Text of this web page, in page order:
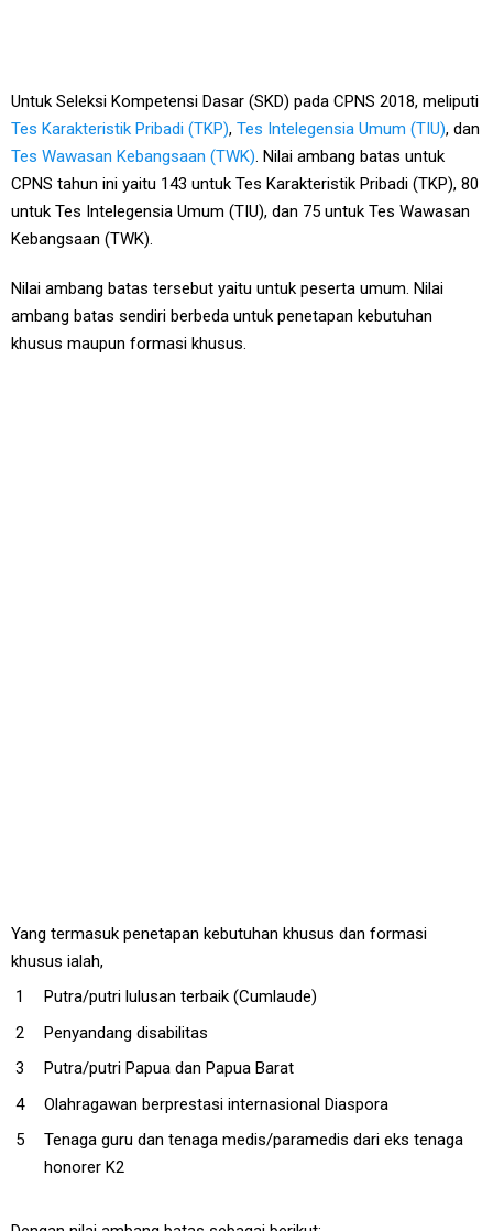
Untuk Seleksi Kompetensi Dasar (SKD) pada CPNS 2018, meliputi
Tes Karakteristik Pribadi (TKP), Tes Intelegensia Umum (TIU), dan
Tes Wawasan Kebangsaan (TWK). Nilai ambang batas untuk
CPNS tahun ini yaitu 143 untuk Tes Karakteristik Pribadi (TKP), 80
untuk Tes Intelegensia Umum (TIU), dan 75 untuk Tes Wawasan
Kebangsaan (TWK).
Nilai ambang batas tersebut yaitu untuk peserta umum. Nilai
ambang batas sendiri berbeda untuk penetapan kebutuhan
khusus maupun formasi khusus.
Yang termasuk penetapan kebutuhan khusus dan formasi
khusus ialah,
Putra/putri lulusan terbaik (Cumlaude)
Penyandang disabilitas
Putra/putri Papua dan Papua Barat
Olahragawan berprestasi internasional Diaspora
Tenaga guru dan tenaga medis/paramedis dari eks tenaga
honorer K2